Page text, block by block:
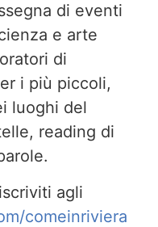
di eventi
e arte
di
i più piccoli,
luoghi del
reading di
agli
comeinriviera